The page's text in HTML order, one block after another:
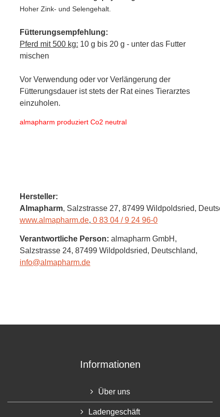
Hoher Zink- und Selengehalt.
Fütterungsempfehlung:
Pferd mit 500 kg: 10 g bis 20 g - unter das Futter
mischen
Vor Verwendung oder vor Verlängerung der
Fütterungsdauer ist stets der Rat eines Tierarztes
einzuholen.
almapharm produziert Co2 neutral
Hersteller:
Almapharm, Salzstrasse 27, 87499 Wildpoldsried,
www.almapharm.de, 0 83 04 / 9 24 96-0
Verantwortliche Person: almapharm GmbH,
Salzstrasse 24, 87499 Wildpoldsried, Deutschland,
info@almapharm.de
Informationen
Über uns
Ladengeschäft